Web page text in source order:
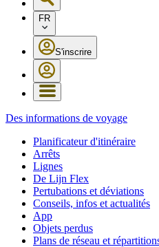
FR
S'inscrire
Des informations de voyage
Planificateur d'itinéraire
Arrêts
Lignes
De Lijn Flex
Pertubations et déviations
Conseils, infos et actualités
App
Objets perdus
Plans de réseau et